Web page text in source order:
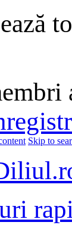
Skip to